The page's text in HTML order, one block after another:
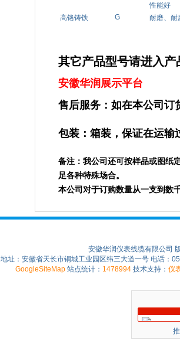
性能好
高铬铸铁
G 耐磨、耐
其它产品型号请进入产
安徽华润展示平台
售后服务：如在本公司订
包装：箱装，保证在运输
备注：我公司还可按样品或图纸
足各种特殊场合。
本公司对于订购数量从一支到数
安徽华润仪表线缆有限公司
地址：安徽省天长市铜城工业园区纬三大道一号 电话：
GoogleSiteMap 站点统计： 1478994 技术支持： 仪